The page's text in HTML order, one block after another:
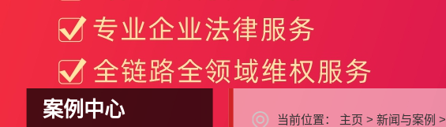
案例中心 当前位置： 主页 > 新闻与案例 >